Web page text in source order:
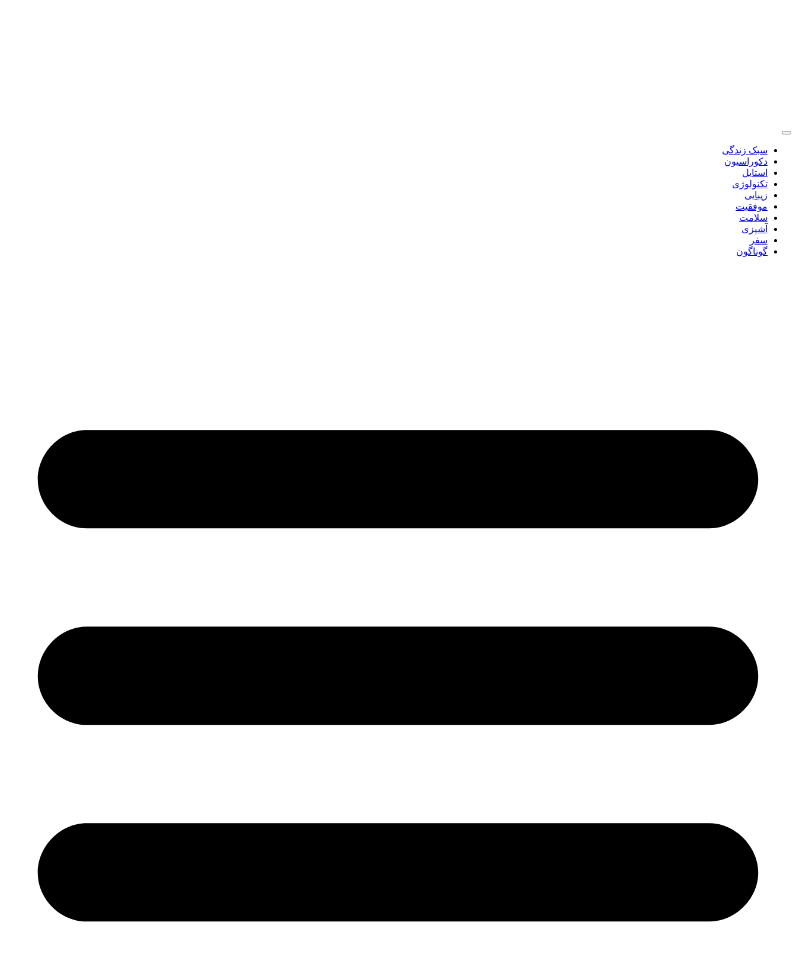
سبک زندگی
دکوراسیون
استایل
تکنولوژی
زیبایی
موفقیت
سلامت
آشپزی
سفر
گوناگون